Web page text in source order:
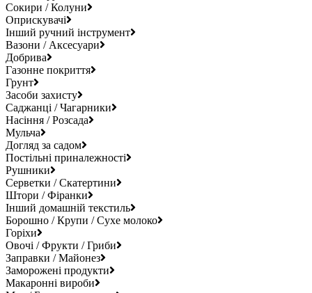
Сокири / Колуни
Оприскувачі
Інший ручний інструмент
Вазони / Аксесуари
Добрива
Газонне покриття
Грунт
Засоби захисту
Саджанці / Чагарники
Насіння / Розсада
Мульча
Догляд за садом
Постільні приналежності
Рушники
Серветки / Скатертини
Штори / Фіранки
Інший домашній текстиль
Борошно / Крупи / Сухе молоко
Горіхи
Овочі / Фрукти / Гриби
Заправки / Майонез
Заморожені продукти
Макаронні вироби